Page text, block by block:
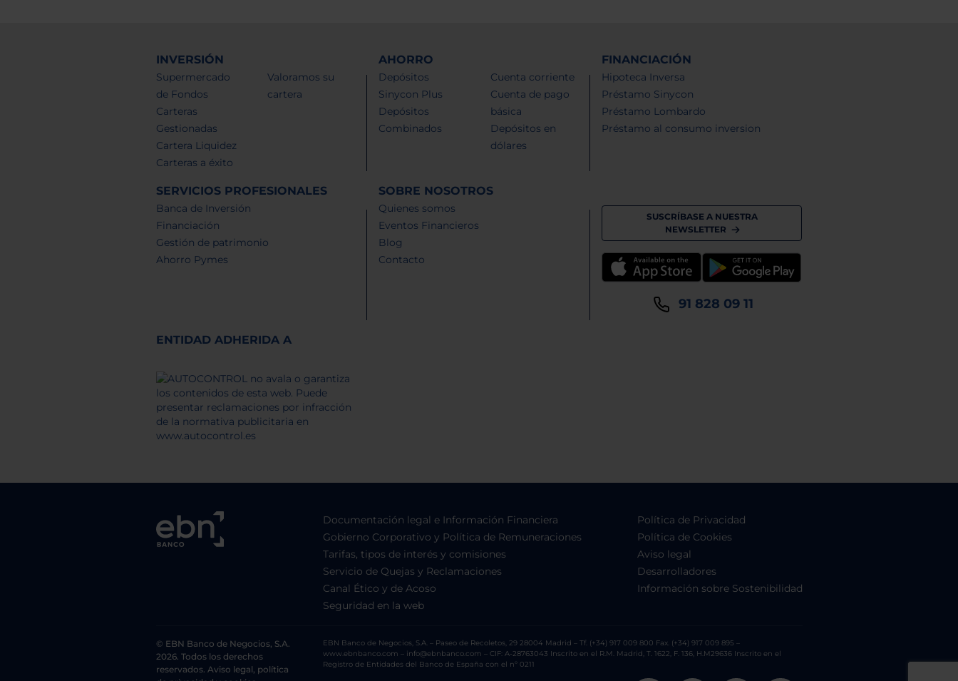
INVERSIÓN
Supermercado
de Fondos
Carteras
Gestionadas
Cartera Liquidez
Carteras a éxito
Valoramos su
cartera
AHORRO
Depósitos
Sinycon Plus
Depósitos
Combinados
Cuenta corriente
Cuenta de pago
básica
Depósitos en
dólares
FINANCIACIÓN
Hipoteca Inversa
Préstamo Sinycon
Préstamo Lombardo
Préstamo al consumo inversion
SERVICIOS PROFESIONALES
Banca de Inversión
Financiación
Gestión de patrimonio
Ahorro Pymes
SOBRE NOSOTROS
Quienes somos
Eventos Financieros
Blog
Contacto
SUSCRÍBASE A NUESTRA
NEWSLETTER
91 828 09 11
ENTIDAD ADHERIDA A
Documentación legal e Información Financiera
Gobierno Corporativo y Política de Remuneraciones
Tarifas, tipos de interés y comisiones
Servicio de Quejas y Reclamaciones
Canal Ético y de Acoso
Seguridad en la web
Política de Privacidad
Política de Cookies
Aviso legal
Desarrolladores
Información sobre Sostenibilidad
© EBN Banco de Negocios, S.A.
2026. Todos los derechos
reservados. Aviso legal, política
EBN Banco de Negocios, S.A. – Paseo de Recoletos, 29 28004 Madrid – Tf. (+34) 917 009 800 Fax. (+34) 917 009 895 –
www.ebnbanco.com – info@ebnbanco.com – CIF: A-28763043 Inscrito en el R.M. Madrid, T. 1622, F. 136, H.M29636 Inscrito en el
Registro de Entidades del Banco de España con el nº 0211